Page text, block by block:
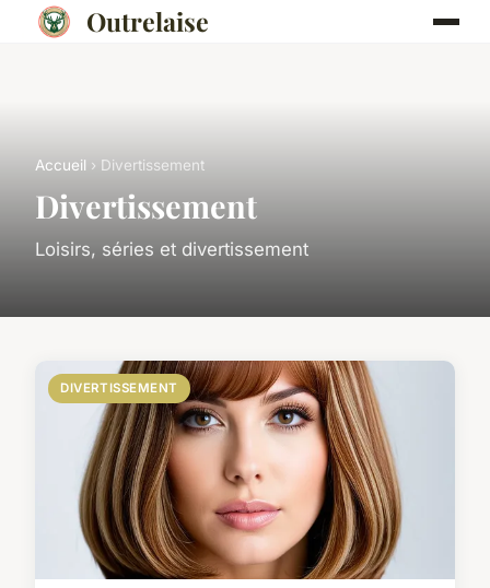
Outrelaise
Accueil › Divertissement
Divertissement
Loisirs, séries et divertissement
DIVERTISSEMENT